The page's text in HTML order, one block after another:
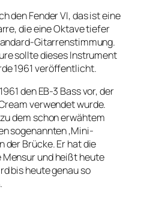
den Fender VI, das ist eine
die eine Oktave tiefer
Gitarrenstimmung.
sollte dieses Instrument
1961 veröffentlicht.
den EB-3 Bass vor, der
verwendet wurde.
dem schon erwähtem
sogenannten ‚Mini-
der Brücke. Er hat die
und heißt heute
bis heute genau so